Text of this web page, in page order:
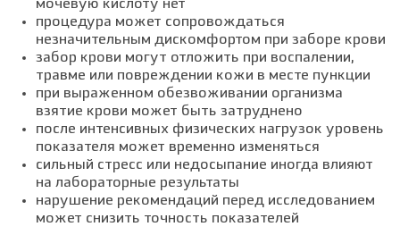
мочевую кислоту нет
процедура может сопровождаться
незначительным дискомфортом при заборе крови
забор крови могут отложить при воспалении,
травме или повреждении кожи в месте пункции
при выраженном обезвоживании организма
взятие крови может быть затруднено
после интенсивных физических нагрузок уровень
показателя может временно изменяться
сильный стресс или недосыпание иногда влияют
на лабораторные результаты
нарушение рекомендаций перед исследованием
может снизить точность показателей